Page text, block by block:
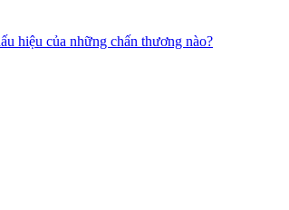
hiệu của những chấn thương nào?